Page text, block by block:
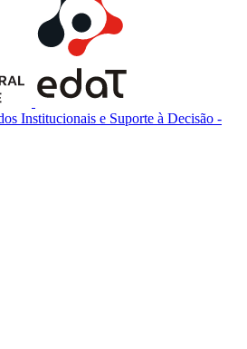
Institucionais e Suporte à Decisão -